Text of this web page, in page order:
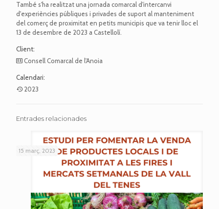
També s'ha realitzat una jornada comarcal d'intercanvi
d'experiències públiques i privades de suport al manteniment
del comerç de proximitat en petits municipis que va tenir lloc el
13 de desembre de 2023 a Castellolí.
Client:
Consell Comarcal de l'Anoia
Calendari:
2023
Entrades relacionades
15 març, 2023